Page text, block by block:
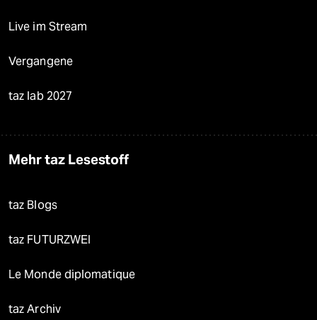
Live im Stream
Vergangene
taz lab 2027
Mehr taz Lesestoff
taz Blogs
taz FUTURZWEI
Le Monde diplomatique
taz Archiv